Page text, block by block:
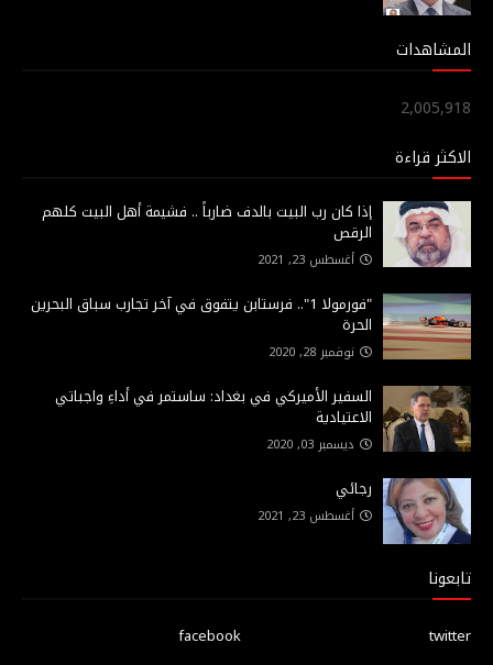
المشاهدات
2,005,918
الاكثر قراءة
إذا كان رب البيت بالدف ضارباً .. فشيمة أهل البيت كلهم
الرقص
أغسطس 23, 2021
"فورمولا 1".. فرستابن يتفوق في آخر تجارب سباق البحرين
الحرة
نوفمبر 28, 2020
السفير الأميركي في بغداد: ساستمر في أداءِ واجباتي
الاعتيادية
ديسمبر 03, 2020
رجائي
أغسطس 23, 2021
تابعونا
facebook
twitter